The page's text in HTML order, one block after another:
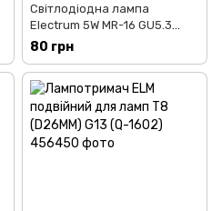
Світлодіодна лампа
Electrum 5W MR-16 GU5.3
3000K (A-LR-1432)
80 грн